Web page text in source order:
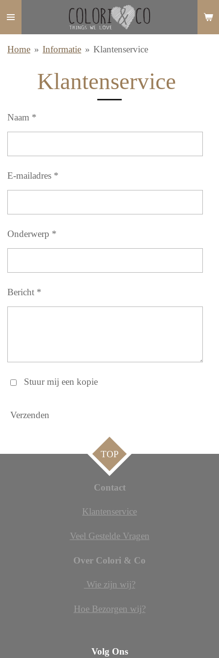
Ga
hoofdinhoud
Home » Informatie » Klantenservice
Klantenservice
Naam *
E-mailadres *
Onderwerp *
Bericht *
Stuur mij een kopie
Verzenden
TOP
Contact
Klantenservice
Veel Gestelde Vragen
Over Colori & Co
Wie zijn wij?
Hoe Bezorgen wij?
Volg Ons